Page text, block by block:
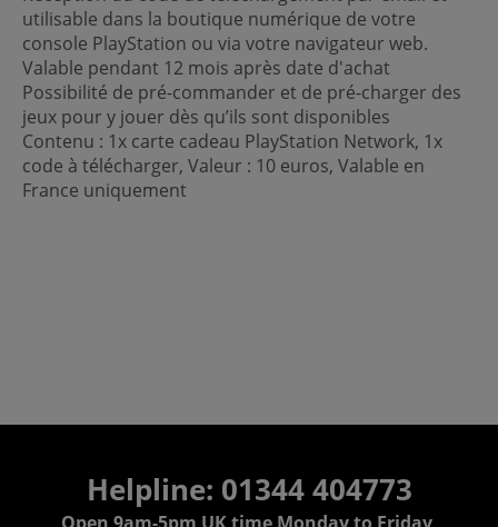
utilisable dans la boutique numérique de votre
console PlayStation ou via votre navigateur web.
Valable pendant 12 mois après date d'achat
Possibilité de pré-commander et de pré-charger des
jeux pour y jouer dès qu’ils sont disponibles
Contenu : 1x carte cadeau PlayStation Network, 1x
code à télécharger, Valeur : 10 euros, Valable en
France uniquement
Helpline: 01344 404773